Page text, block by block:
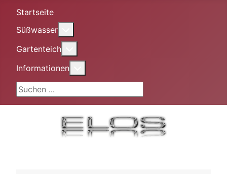
Startseite
Süßwasser
Gartenteich
Informationen
Suchen ...